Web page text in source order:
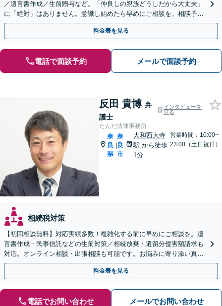
／遺言書作成／生前贈与など。「仲良しの親族どうしだから大丈夫」
に「絶対」はありません。意識し始めたら早めにご相談を。相談予約
をネットから24時間受付可能です【土曜・夜間対応可】
料金表を見る
電話で面談予約 メールで面談予約
反田 貴博 弁
護士
インタビューを
見る
たんだ法律事務所
奈
良
県
|
奈
良
市
大和西大寺
駅 から徒歩
1分
営業時間：10:00~
23:00（土日祝日）
相続税対策
【初回相談無料】対応実績多数！複雑化する前に早めにご相談を。遺
言書作成・民事信託などの生前対策／相続放棄・遺留分侵害額請求も
対応。オンライン相談・出張相談も可能です。お悩みに寄り添い真摯
に対応します【休日・夜間対応可】【大和西大寺駅1分】
料金表を見る
電話でお問い合わせ メールでお問い合わせ